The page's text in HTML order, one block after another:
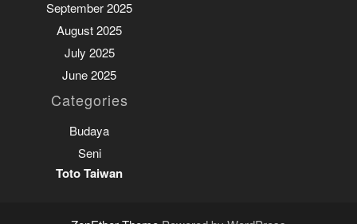
September 2025
August 2025
July 2025
June 2025
Categories
Budaya
Seni
Toto Taiwan